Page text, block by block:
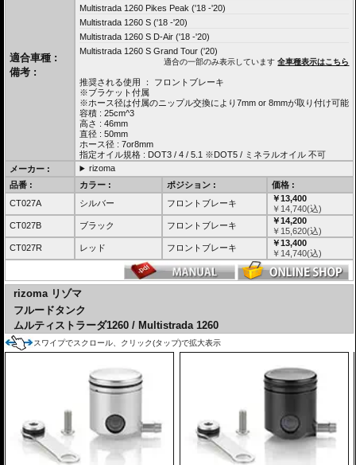
適合車種 :
備考 :
Multistrada 1260 Pikes Peak ('18 -'20)
Multistrada 1260 S ('18 -'20)
Multistrada 1260 S D-Air ('18 -'20)
Multistrada 1260 S Grand Tour ('20)
適合の一部のみ表示しています全車種表示はこちら
推奨される使用 ： フロントブレーキ
※ブラケット付属
※ホース径は付属のニップル交換により7mm or 8mmが取り付け可能
容積 : 25cm^3
高さ : 46mm
直径 : 50mm
ホース径 : 7or8mm
指定オイル規格 : DOT3 / 4 / 5.1 ※DOT5 / ミネラルオイル 不可
メーカー :
rizoma
品番 :
カラー : ポジション :
価格 :
CT027A
シルバー フロントブレーキ
￥13,400
￥ 14,740(込)
CT027B
ブラック フロントブレーキ
￥14,200
￥ 15,620(込)
CT027R
レッド フロントブレーキ
￥13,400
￥ 14,740(込)
rizoma リゾマ
フルードタンク
ムルティストラーダ1260 / Multistrada 1260
スワイプでスクロール、クリック(タップ)で拡大表示